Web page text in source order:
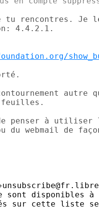
tu rencontres. Je
4.4.2.1.
autre
feuilles.
penser à utiliser
du webmail de
sont disponibles à
sur cette liste